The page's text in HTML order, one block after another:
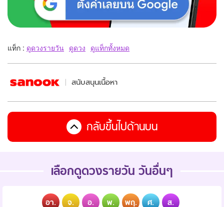
แท็ก : ดูดวงรายวัน ดูดวง ดูแท็กทั้งหมด
สนับสนุนเนื้อหา
กลับขึ้นไปด้านบน
เลือกดูดวงรายวัน วันอื่นๆ
อา. จ. อ. พ. พฤ. ศ. ส.